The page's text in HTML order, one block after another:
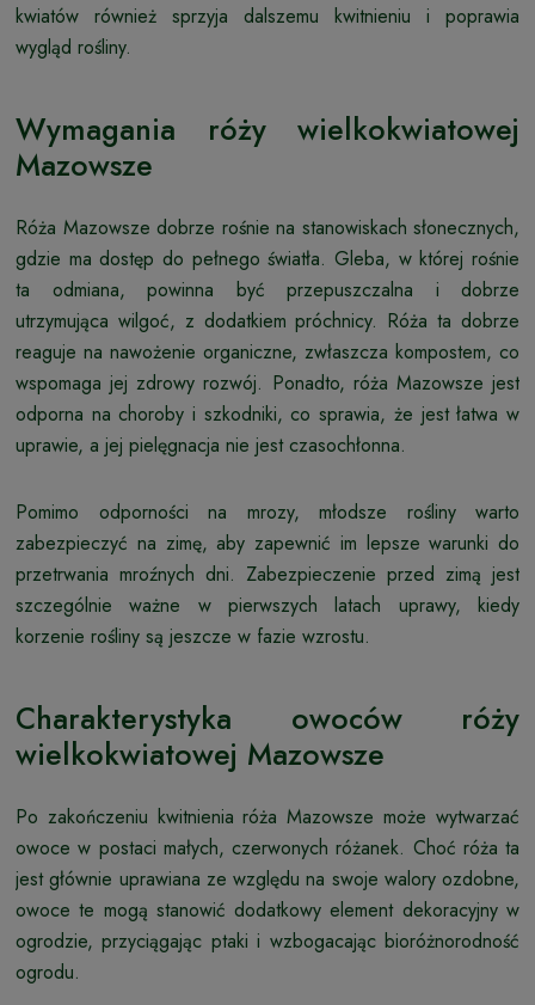
kwiatów również sprzyja dalszemu kwitnieniu i poprawia
wygląd rośliny.
Wymagania róży wielkokwiatowej
Mazowsze
Róża Mazowsze dobrze rośnie na stanowiskach słonecznych,
gdzie ma dostęp do pełnego światła. Gleba, w której rośnie
ta odmiana, powinna być przepuszczalna i dobrze
utrzymująca wilgoć, z dodatkiem próchnicy. Róża ta dobrze
reaguje na nawożenie organiczne, zwłaszcza kompostem, co
wspomaga jej zdrowy rozwój. Ponadto, róża Mazowsze jest
odporna na choroby i szkodniki, co sprawia, że jest łatwa w
uprawie, a jej pielęgnacja nie jest czasochłonna.
Pomimo odporności na mrozy, młodsze rośliny warto
zabezpieczyć na zimę, aby zapewnić im lepsze warunki do
przetrwania mroźnych dni. Zabezpieczenie przed zimą jest
szczególnie ważne w pierwszych latach uprawy, kiedy
korzenie rośliny są jeszcze w fazie wzrostu.
Charakterystyka owoców róży
wielkokwiatowej Mazowsze
Po zakończeniu kwitnienia róża Mazowsze może wytwarzać
owoce w postaci małych, czerwonych różanek. Choć róża ta
jest głównie uprawiana ze względu na swoje walory ozdobne,
owoce te mogą stanowić dodatkowy element dekoracyjny w
ogrodzie, przyciągając ptaki i wzbogacając bioróżnorodność
ogrodu.